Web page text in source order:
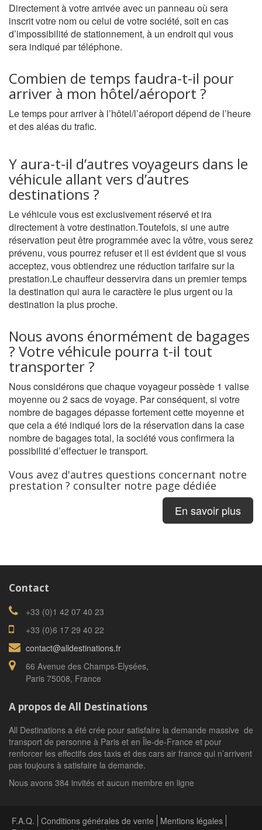
Directement à votre arrivée avec un panneau où sera
inscrit votre nom ou celui de votre société, soit en cas
d’impossibilité de stationnement, à un endroit qui vous
sera indiqué par téléphone.
Combien de temps faudra-t-il pour
arriver à mon hôtel/aéroport ?
Le temps pour arriver à l’hôtel/l’aéroport dépend de l’heure
et des aléas du trafic.
Y aura-t-il d’autres voyageurs dans le
véhicule allant vers d’autres
destinations ?
Le véhicule vous est exclusivement réservé et ira
directement à votre destination.Toutefois, si une autre
réservation peut être programmée avec la vôtre, vous serez
prévenu, vous pourrez refuser et il est évident que si vous
acceptez, vous obtiendrez une réduction tarifaire sur la
prestation.Le chauffeur desservira dans un premier temps
la destination qui aura le caractère le plus urgent ou la
destination la plus proche.
Nous avons énormément de bagages
? Votre véhicule pourra t-il tout
transporter ?
Nous considérons que chaque voyageur possède 1 valise
moyenne ou 2 sacs de voyage. Par conséquent, si votre
nombre de bagages dépasse fortement cette moyenne et
que cela a été indiqué lors de la réservation dans la case
nombre de bagages total, la société vous confirmera la
possibilité d’effectuer le transport.
Vous avez d'autres questions concernant notre
prestation ? consulter notre page dédiée
En savoir plus
Contact
+33 (0)1 42 07 40 23
+33 (0)6 17 29 40 22
contact@alldestinations.fr
66 Avenue des Champs-Elysées,
Paris 75008, France
A propos de All Destinations
All Destinations a été crée pour satisfaire la demande massive de
transport de personne à Paris et en Île-de-France et pour
renforcer les effectifs des taxis et des cars air france qui n’arrivent
pas toujours à satisfaire la demande.
Nous avons 384 invités et aucun membre en ligne
F.A.Q. Conditions générales de vente
Mentions légales